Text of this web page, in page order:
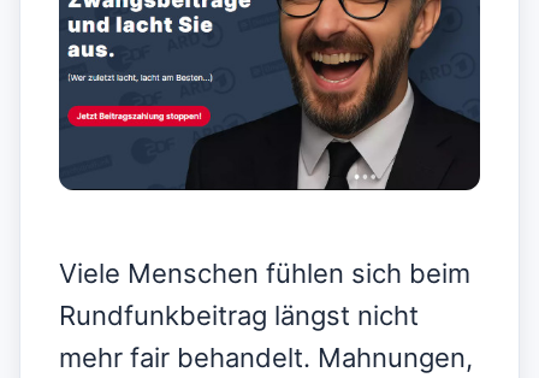
Viele Menschen fühlen sich beim
Rundfunkbeitrag längst nicht
mehr fair behandelt. Mahnungen,